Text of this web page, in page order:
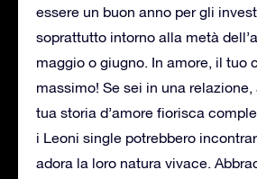
essere un buon anno per gli
soprattutto intorno alla metà
maggio o giugno. In amore, il tuo
massimo! Se sei in una
tua storia d’amore fiorisca
i Leoni single potrebbero
adora la loro natura vivace.